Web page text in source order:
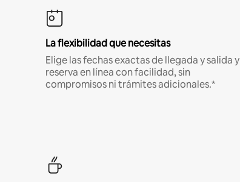
La flexibilidad que necesitas
Elige las fechas exactas de llegada y salida y
reserva en línea con facilidad, sin
compromisos ni trámites adicionales.*